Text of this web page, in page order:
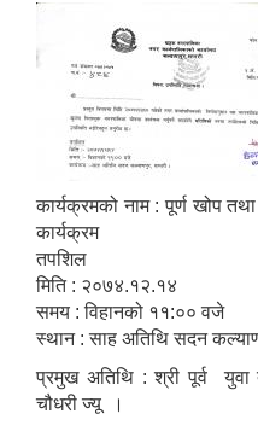
कार्यक्रमको नाम : पूर्ण खोप
कार्यक्रम
तपशिल
मिति : २०७४.१२.१४
समय : विहानको ११:०० वजे
स्थान : साह अतिथि सदन
प्रमुख अतिथि : श्री पूर्व
चौधरी ज्यू ।